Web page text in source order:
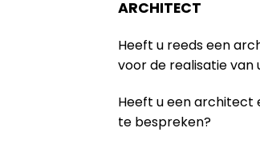
ARCHITECT
Heeft u reeds een
voor de realisatie van
Heeft u een architect
te bespreken?